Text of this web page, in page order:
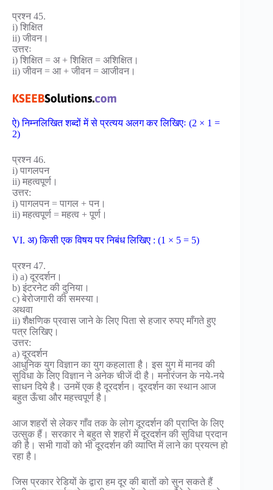
प्रश्न 45.
i) शिक्षित
ii) जीवन।
उत्तरः
i) शिक्षित = अ + शिक्षित = अशिक्षित।
ii) जीवन = आ + जीवन = आजीवन।
ऐ) निम्नलिखित शब्दों में से प्रत्यय अलग कर लिखिएः (2 × 1 =
2)
प्रश्न 46.
i) पागलपन
ii) महत्वपूर्ण।
उत्तर:
i) पागलपन = पागल + पन।
ii) महत्वपूर्ण = महत्व + पूर्ण।
VI. अ) किसी एक विषय पर निबंध लिखिए : (1 × 5 = 5)
प्रश्न 47.
i) a) दूरदर्शन।
b) इंटरनेट की दुनिया।
c) बेरोजगारी की समस्या।
अथवा
ii) शैक्षणिक प्रवास जाने के लिए पिता से हजार रुपए माँगते हुए
पत्र लिखिए।
उत्तर:
a) दूरदर्शन
आधुनिक युग विज्ञान का युग कहलाता है। इस युग में मानव की
सुविधा के लिए विज्ञान ने अनेक चीजें दी है। मनोरंजन के नये-नये
साधन दिये है। उनमें एक है दूरदर्शन। दूरदर्शन का स्थान आज
बहुत ऊँचा और महत्त्वपूर्ण है।
आज शहरों से लेकर गाँव तक के लोग दूरदर्शन की प्राप्ति के लिए
उत्सुक हैं। सरकार ने बहुत से शहरों में दूरदर्शन की सुविधा प्रदान
की है। सभी गावों को भी दूरदर्शन की व्याप्ति में लाने का प्रयत्न हो
रहा है।
जिस प्रकार रेडियों के द्वारा हम दूर की बातों को सुन सकते हैं